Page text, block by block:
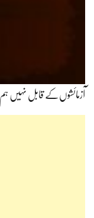
آزمائشوں‌کے قابل نہیں ہم